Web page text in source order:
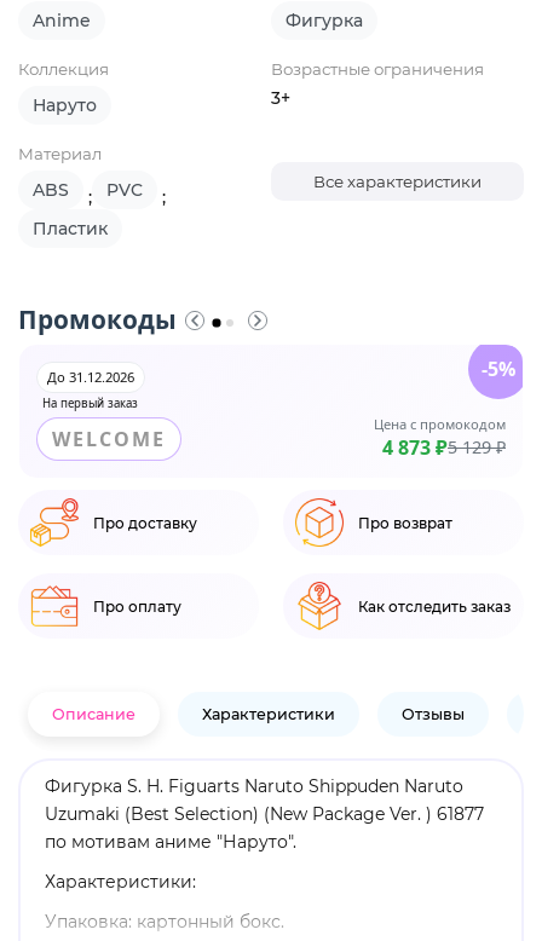
Anime Фигурка
Коллекция
Наруто
Возрастные ограничения
3+
Материал
ABS ; PVC
;
Пластик
Все характеристики
Промокоды
На первый заказ
До 31.12.2026
WELCOME
Цена с промокодом
4 873 ₽5 129 ₽
-5%
Про доставку Про возврат
Про оплату Как отследить заказ
Описание Характеристики Отзывы
Фигурка S. H. Figuarts Naruto Shippuden Naruto
Uzumaki (Best Selection) (New Package Ver. ) 61877
по мотивам аниме "Наруто".
Характеристики:
Упаковка: картонный бокс.